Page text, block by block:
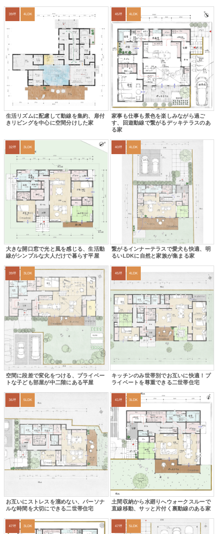
39坪 4LDK
生活リズムに配慮して動線を集約、扉付
きリビングを中心に空間分けした家
45坪 4LDK
家事も仕事も景色を楽しみながら過ご
す、回遊動線で繋がるデッキテラスのあ
る家
32坪 3LDK
大きな開口窓で光と風を感じる、生活動
線がシンプルな大人だけで暮らす平屋
40坪 4LDK
繋がるインナーテラスで愛犬も快適、明
るいLDKに自然と家族が集まる家
39坪 3LDK
空間に段差で変化をつける、プライベー
トな子ども部屋が中二階にある平屋
45坪 4LDK
キッチンのみ世帯別でお互いに快適！プ
ライベートを尊重できる二世帯住宅
36坪 5LDK
お互いにストレスを溜めない、パーソナ
ルな時間を大切にできる二世帯住宅
41坪 3LDK
土間収納から水廻りへウォークスルーで
直線移動、サッと片付く裏動線のある家
47坪 3LDK 47坪 5LDK